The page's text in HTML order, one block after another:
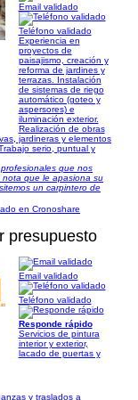
Email validado
Teléfono validado
Experiencia en
proyectos de
paisajismo, creación y
reforma de jardines y
terrazas. Instalación
de sistemas de riego
automático (goteo y
aspersores) e
iluminación exterior.
Realización de obras
jardineras y elementos
serio, puntual y
que nos
nota que le apasiona su
un carpintero de
en Cronoshare
presupuesto
Email validado
Teléfono validado
Responde rápido
Servicios de pintura
interior y exterior,
lacado de puertas y
y traslados a